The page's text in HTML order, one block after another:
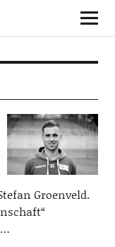
Groenveld.